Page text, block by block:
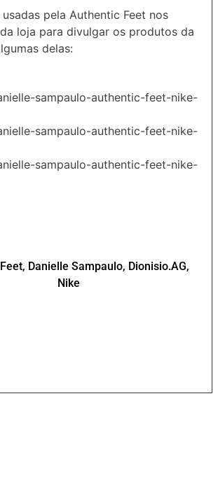
pela Authentic Feet nos
loja para divulgar os produtos da
delas:
, Danielle Sampaulo, Dionisio.AG,
Nike